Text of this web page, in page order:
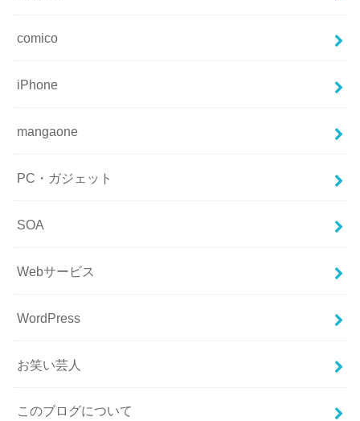
comico
iPhone
mangaone
PC・ガジェット
SOA
Webサービス
WordPress
お笑い芸人
このブログについて